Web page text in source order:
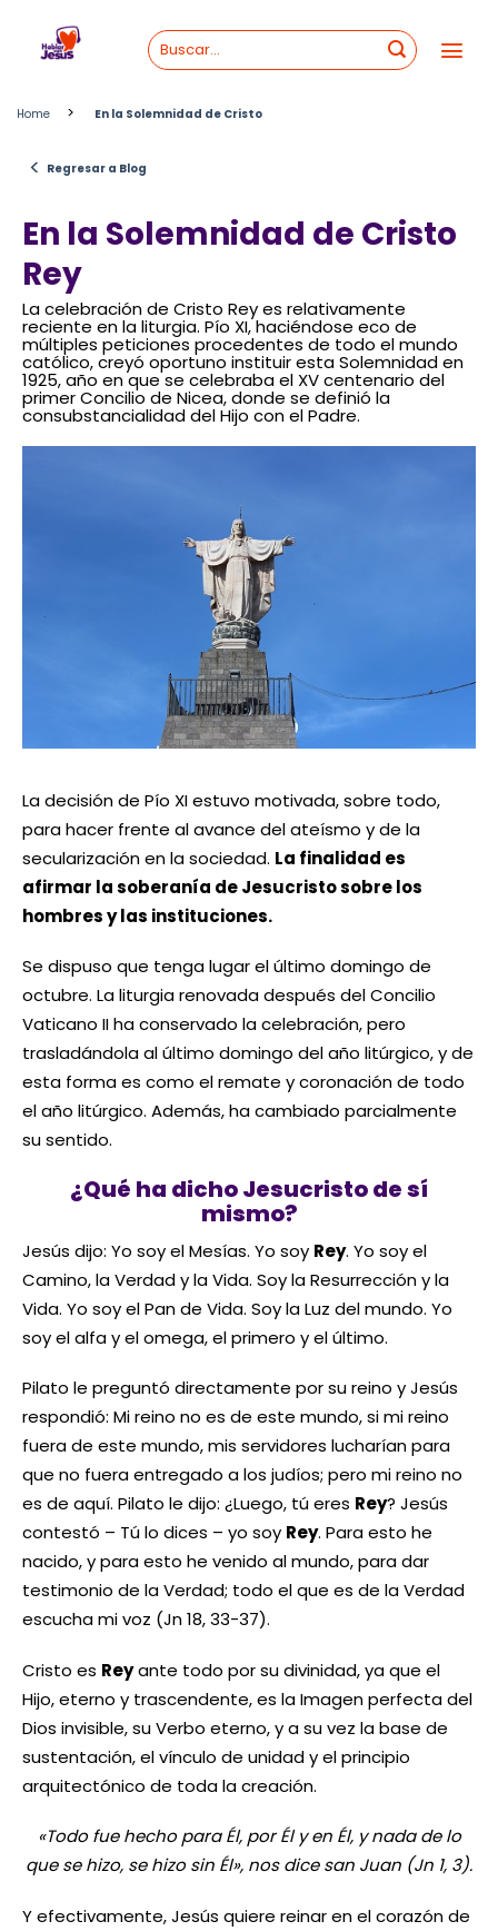
content
Home > En la Solemnidad de Cristo
< Regresar a Blog
En la Solemnidad de Cristo
Rey
La celebración de Cristo Rey es relativamente
reciente en la liturgia. Pío XI, haciéndose eco de
múltiples peticiones procedentes de todo el mundo
católico, creyó oportuno instituir esta Solemnidad en
1925, año en que se celebraba el XV centenario del
primer Concilio de Nicea, donde se definió la
consubstancialidad del Hijo con el Padre.
La decisión de Pío XI estuvo motivada, sobre todo,
para hacer frente al avance del ateísmo y de la
secularización en la sociedad. La finalidad es
afirmar la soberanía de Jesucristo sobre los
hombres y las instituciones.
Se dispuso que tenga lugar el último domingo de
octubre. La liturgia renovada después del Concilio
Vaticano II ha conservado la celebración, pero
trasladándola al último domingo del año litúrgico, y de
esta forma es como el remate y coronación de todo
el año litúrgico. Además, ha cambiado parcialmente
su sentido.
¿Qué ha dicho Jesucristo de sí
mismo?
Jesús dijo: Yo soy el Mesías. Yo soy Rey. Yo soy el
Camino, la Verdad y la Vida. Soy la Resurrección y la
Vida. Yo soy el Pan de Vida. Soy la Luz del mundo. Yo
soy el alfa y el omega, el primero y el último.
Pilato le preguntó directamente por su reino y Jesús
respondió: Mi reino no es de este mundo, si mi reino
fuera de este mundo, mis servidores lucharían para
que no fuera entregado a los judíos; pero mi reino no
es de aquí. Pilato le dijo: ¿Luego, tú eres Rey? Jesús
contestó – Tú lo dices – yo soy Rey. Para esto he
nacido, y para esto he venido al mundo, para dar
testimonio de la Verdad; todo el que es de la Verdad
escucha mi voz (Jn 18, 33-37).
Cristo es Reyante todo por su divinidad, ya que el
Hijo, eterno y trascendente, es la Imagen perfecta del
Dios invisible, su Verbo eterno, y a su vez la base de
sustentación, el vínculo de unidad y el principio
arquitectónico de toda la creación.
«Todo fue hecho para Él, por Él y en Él, y nada de lo
que se hizo, se hizo sin Él», nos dice san Juan (Jn 1, 3).
Y efectivamente, Jesús quiere reinar en el corazón de